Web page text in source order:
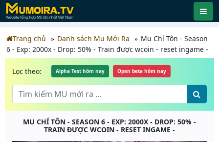
Trang chủ Danh sách Mu Mới Ra
Mu Chí Tôn - Season
6 - Exp: 2000x - Drop: 50% - Train được wcoin - reset ingame -
Lọc theo: Alpha Test hôm nay Open beta hôm nay
MU CHÍ TÔN - SEASON 6 - EXP: 2000X - DROP: 50% -
TRAIN ĐƯỢC WCOIN - RESET INGAME -